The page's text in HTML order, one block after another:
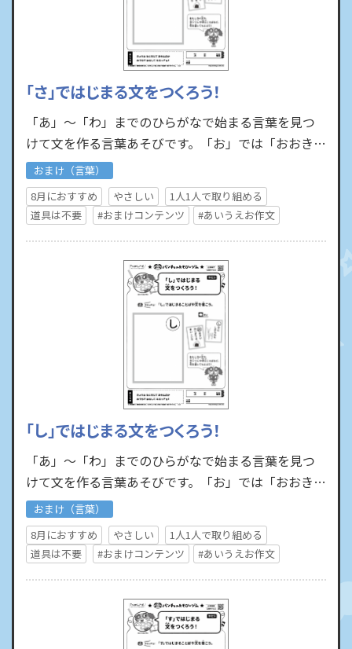
「さ」ではじまる文をつくろう！
「あ」～「わ」までのひらがなで始まる言葉を見つ
けて文を作る言葉あそびです。「お」では「おおきい
おにぎりはおいしいな」といった文を作ったり、
「し」では「しかにし…
おまけ（言葉）
8月におすすめ
やさしい
1人1人で取り組める
道具は不要
#おまけコンテンツ #あいうえお作文
「し」ではじまる文をつくろう！
「あ」～「わ」までのひらがなで始まる言葉を見つ
けて文を作る言葉あそびです。「お」では「おおきい
おにぎりはおいしいな」といった文を作ったり、
「し」では「しかにし…
おまけ（言葉）
8月におすすめ
やさしい
1人1人で取り組める
道具は不要
#おまけコンテンツ #あいうえお作文